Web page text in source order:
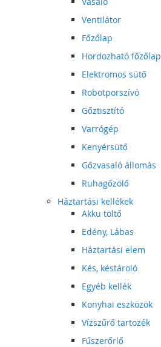
Ventilátor
Főzőlap
Hordozható főzőlap
Elektromos sütő
Robotporszívó
Gőztisztító
Varrógép
Kenyérsütő
Gőzvasaló állomás
Ruhagőzölő
Háztartási kellékek
Akku töltő
Edény, Lábas
Háztartási elem
Kés, késtároló
Egyéb kellék
Konyhai eszközök
Vízszűrő tartozék
Fűszerőrlő